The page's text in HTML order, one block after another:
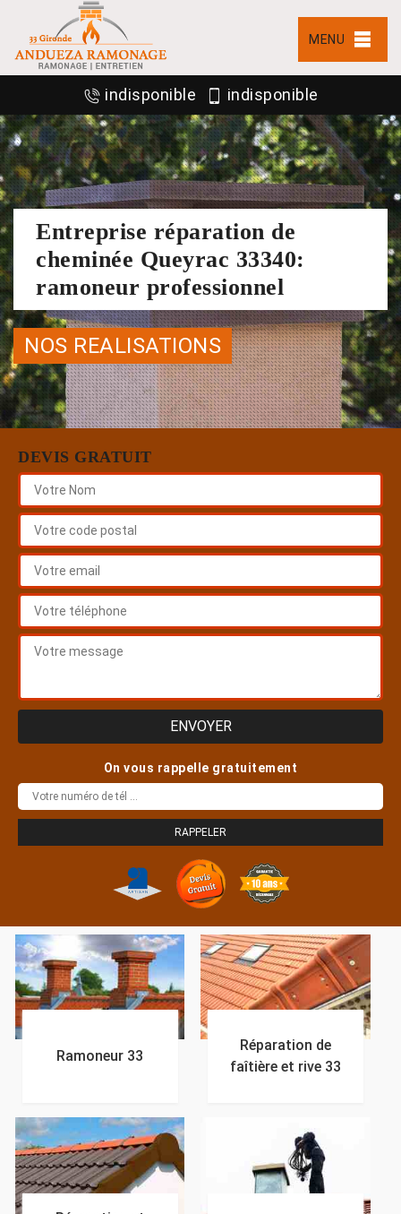
MENU
indisponible indisponible
Entreprise réparation de
cheminée Queyrac 33340:
ramoneur professionnel
NOS REALISATIONS
DEVIS GRATUIT
On vous rappelle gratuitement
Ramoneur 33
Réparation de
faîtière et rive 33